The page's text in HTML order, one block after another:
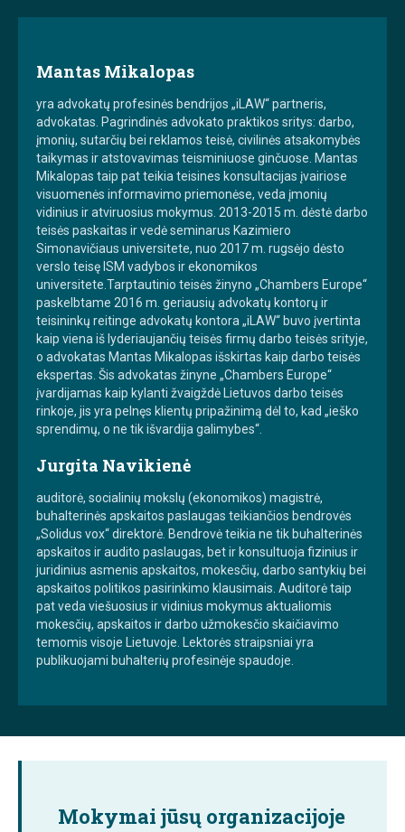
Mantas Mikalopas
yra advokatų profesinės bendrijos „iLAW“ partneris,
advokatas. Pagrindinės advokato praktikos sritys: darbo,
įmonių, sutarčių bei reklamos teisė, civilinės atsakomybės
taikymas ir atstovavimas teisminiuose ginčuose. Mantas
Mikalopas taip pat teikia teisines konsultacijas įvairiose
visuomenės informavimo priemonėse, veda įmonių
vidinius ir atviruosius mokymus. 2013-2015 m. dėstė darbo
teisės paskaitas ir vedė seminarus Kazimiero
Simonavičiaus universitete, nuo 2017 m. rugsėjo dėsto
verslo teisę ISM vadybos ir ekonomikos
universitete.Tarptautinio teisės žinyno „Chambers Europe“
paskelbtame 2016 m. geriausių advokatų kontorų ir
teisininkų reitinge advokatų kontora „iLAW“ buvo įvertinta
kaip viena iš lyderiaujančių teisės firmų darbo teisės srityje,
o advokatas Mantas Mikalopas išskirtas kaip darbo teisės
ekspertas. Šis advokatas žinyne „Chambers Europe“
įvardijamas kaip kylanti žvaigždė Lietuvos darbo teisės
rinkoje, jis yra pelnęs klientų pripažinimą dėl to, kad „ieško
sprendimų, o ne tik išvardija galimybes“.
Jurgita Navikienė
auditorė, socialinių mokslų (ekonomikos) magistrė,
buhalterinės apskaitos paslaugas teikiančios bendrovės
„Solidus vox“ direktorė. Bendrovė teikia ne tik buhalterinės
apskaitos ir audito paslaugas, bet ir konsultuoja fizinius ir
juridinius asmenis apskaitos, mokesčių, darbo santykių bei
apskaitos politikos pasirinkimo klausimais. Auditorė taip
pat veda viešuosius ir vidinius mokymus aktualiomis
mokesčių, apskaitos ir darbo užmokesčio skaičiavimo
temomis visoje Lietuvoje. Lektorės straipsniai yra
publikuojami buhalterių profesinėje spaudoje.
Mokymai jūsų organizacijoje